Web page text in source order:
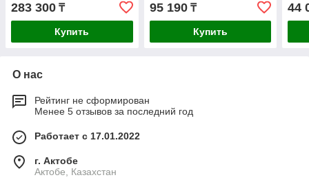
283 300 ₸
Купить
95 190₸
Купить
44
О нас
Рейтинг не сформирован
Менее 5 отзывов за последний год
Работает с 17.01.2022
г. Актобе
Актобе, Казахстан